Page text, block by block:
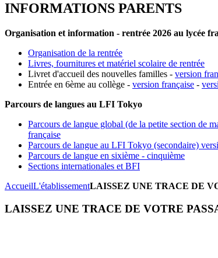
INFORMATIONS PARENTS
Organisation et information - rentrée 2026 au lycée
Organisation de la rentrée
Livres, fournitures et matériel scolaire de rentrée
Livret d'accueil des nouvelles familles - version
Entrée en 6ème au collège - version française -
Parcours de langues au LFI Tokyo
Parcours de langue global (de la petite section de
française
Parcours de langue au LFI Tokyo (secondaire)
Parcours de langue en sixième - cinquième
Sections internationales et BFI
AccueilL'établissementLAISSEZ UNE TRACE DE
LAISSEZ UNE TRACE DE VOTRE